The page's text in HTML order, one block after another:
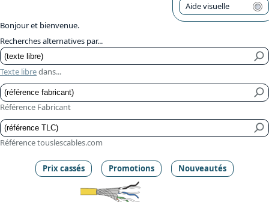
Aide visuelle
Bonjour et bienvenue.
Recherches alternatives par...
Texte libredans...
Référence Fabricant
Référence touslescables.com
Prix cassés Promotions Nouveautés